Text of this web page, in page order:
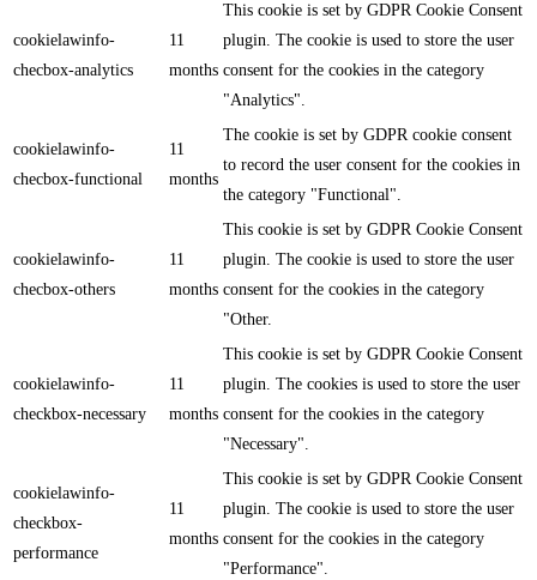
cookielawinfo-
checbox-analytics
11
months
This cookie is set by GDPR Cookie Consent
plugin. The cookie is used to store the user
consent for the cookies in the category
"Analytics".
cookielawinfo-
checbox-functional
11
months
The cookie is set by GDPR cookie consent
to record the user consent for the cookies in
the category "Functional".
cookielawinfo-
checbox-others
11
months
This cookie is set by GDPR Cookie Consent
plugin. The cookie is used to store the user
consent for the cookies in the category
"Other.
cookielawinfo-
checkbox-necessary
11
months
This cookie is set by GDPR Cookie Consent
plugin. The cookies is used to store the user
consent for the cookies in the category
"Necessary".
cookielawinfo-
checkbox-
performance
11
months
This cookie is set by GDPR Cookie Consent
plugin. The cookie is used to store the user
consent for the cookies in the category
"Performance".